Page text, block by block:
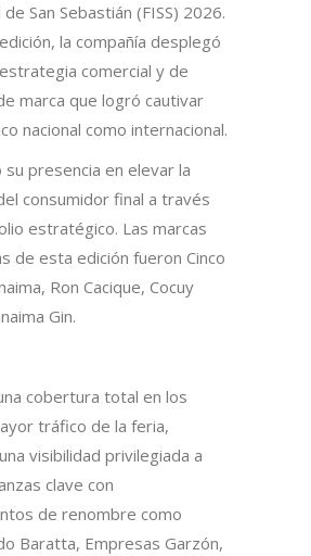
San Sebastián (FISS) 2026.
la compañía desplegó
comercial y de
marca que logró cautivar
nacional como internacional.
presencia en elevar la
consumidor final a través
estratégico. Las marcas
de esta edición fueron Cinco
Ron Cacique, Cocuy
Gin.
cobertura total en los
tráfico de la feria,
visibilidad privilegiada a
clave con
de renombre como
Baratta, Empresas Garzón,